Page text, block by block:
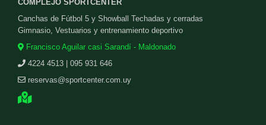
COMPLEJO SPORTCENTER
Canchas de Fútbol 5 y Showball Techadas y cerradas
Gimnasio, Vestuarios y entrenamiento deportivo
Francisco Aguilar casi Sarandí - Maldonado
4224 4513 | 095 931 646
reservas@sportcenter.com.uy